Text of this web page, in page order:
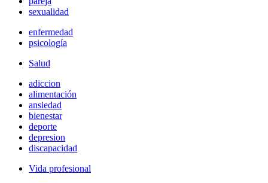
sexualidad
enfermedad
psicología
Salud
adiccion
alimentación
ansiedad
bienestar
deporte
depresion
discapacidad
Vida profesional